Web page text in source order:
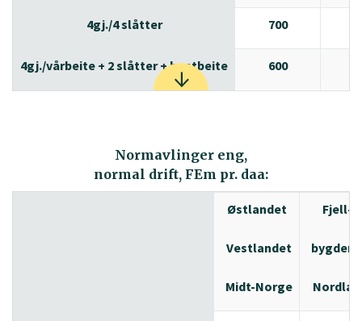
4gj./4 slåtter 700
4gj./vårbeite + 2 slåtter + høstbeite 600
Normavlinger eng,
normal drift, FEm pr. daa:
Østlandet
Vestlandet
Midt-Norge
Fjell-